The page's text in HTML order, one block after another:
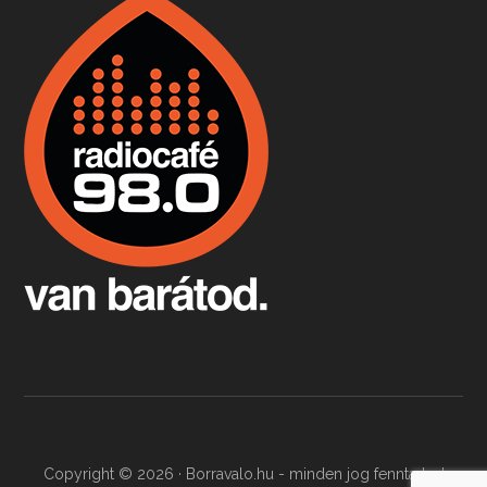
Boston, teadélután, bab és homár
Apr 9, 2026 • 00:37:17
Fermentáljunk, a testünk meghálálja!
Apr 3, 2026 • 00:36:07
Copyright © 2026 · Borravalo.hu - minden jog fenntartva!